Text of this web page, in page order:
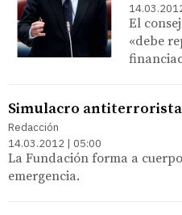
El
«debe
Simulacro antiterrorista
Redacción
14.03.2012 | 05:00
La Fundación forma a
emergencia.